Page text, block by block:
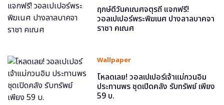
ฤกษ์ดีวันคเณศจตุรถี แจกฟรี!
วอลเปเปอร์พระพิฆเนศ ปางลาลบาคจา
ราชา คเณศ
Wallpaper
โหลดเลย! วอลเปเปอร์เจ้าแม่กวนอิม
ประทานพร ชุดเปิดคลัง รับทรัพย์ เพียง
59 บ.